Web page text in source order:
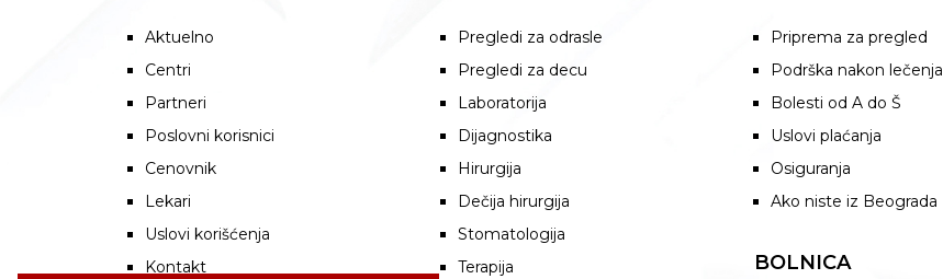
Aktuelno
Centri
Partneri
Poslovni korisnici
Cenovnik
Lekari
Uslovi korišćenja
Kontakt
Pregledi za odrasle
Pregledi za decu
Laboratorija
Dijagnostika
Hirurgija
Dečija hirurgija
Stomatologija
Terapija
Priprema za pregled
Podrška nakon lečenja
Bolesti od A do Š
Uslovi plaćanja
Osiguranja
Ako niste iz Beograda
BOLNICA